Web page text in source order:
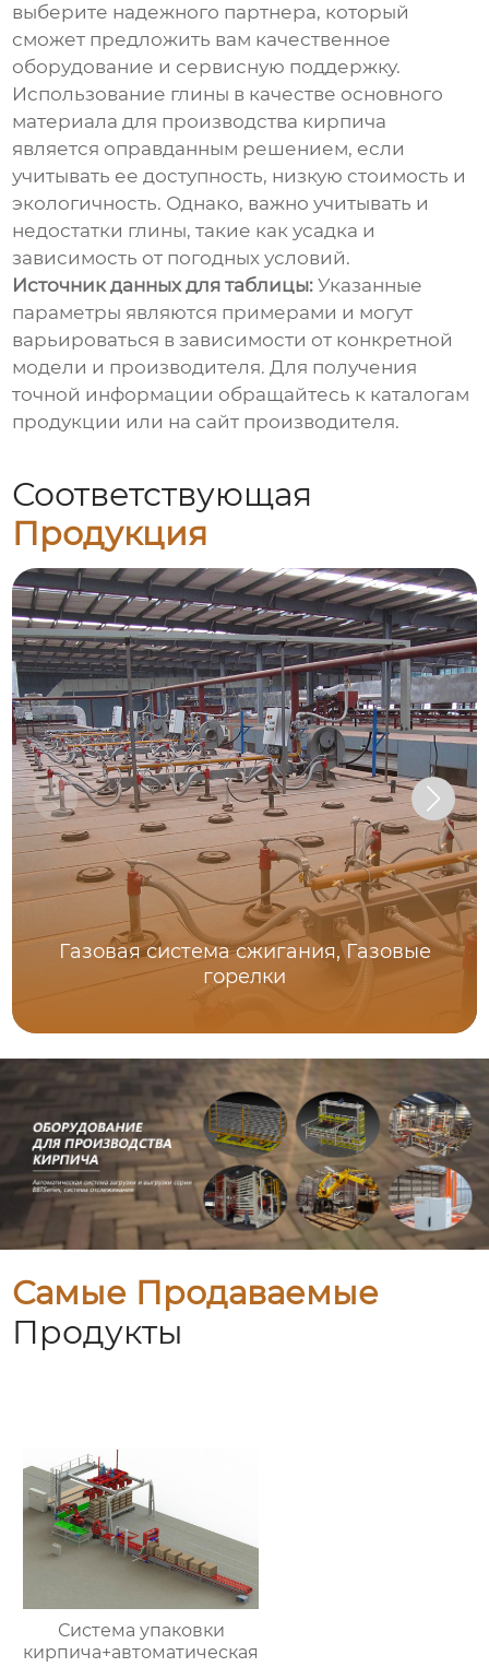
выберите надежного партнера, который
сможет предложить вам качественное
оборудование и сервисную поддержку.
Использование глины в качестве основного
материала для производства кирпича
является оправданным решением, если
учитывать ее доступность, низкую стоимость и
экологичность. Однако, важно учитывать и
недостатки глины, такие как усадка и
зависимость от погодных условий.
Источник данных для таблицы: Указанные
параметры являются примерами и могут
варьироваться в зависимости от конкретной
модели и производителя. Для получения
точной информации обращайтесь к каталогам
продукции или на сайт производителя.
Соответствующая
Продукция
Газовая система сжигания, Газовые
горелки
Самые Продаваемые
Продукты
Система упаковки
кирпича+автоматическая